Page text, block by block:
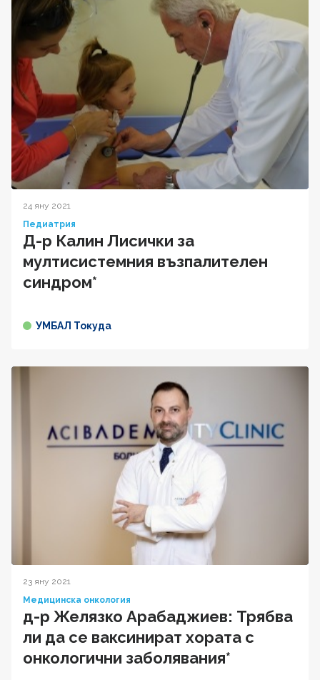
24 яну 2021
Педиатрия
Д-р Калин Лисички за
мултисистемния възпалителен
синдром*
УМБАЛ Токуда
23 яну 2021
Медицинска онкология
д-р Желязко Арабаджиев: Трябва
ли да се ваксинират хората с
онкологични заболявания*